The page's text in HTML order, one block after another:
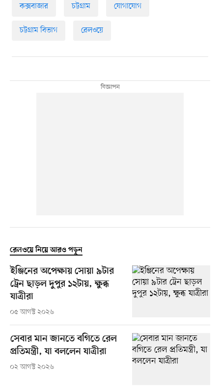
কক্সবাজার চট্টগ্রাম যোগাযোগ
চট্টগ্রাম বিভাগ রেলওয়ে
রেলওয়ে নিয়ে আরও পড়ুন
ইঞ্জিনের অপেক্ষায় সোয়া ৯টার
ট্রেন ছাড়ল দুপুর ১২টায়, ক্ষুব্ধ
যাত্রীরা
০৫ আগস্ট ২০২৬
সেবার মান জানতে বগিতে রেল
প্রতিমন্ত্রী, যা বললেন যাত্রীরা
০২ আগস্ট ২০২৬